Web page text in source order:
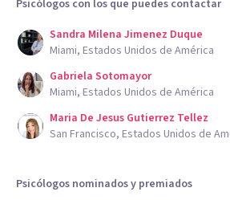
Psicólogos con los que puedes contactar
Sandra Milena Jimenez Duque
Miami, Estados Unidos de América
Gabriela Sotomayor
Miami, Estados Unidos de América
Maria De Jesus Gutierrez Tellez
San Francisco, Estados Unidos de
Psicólogos nominados y premiados